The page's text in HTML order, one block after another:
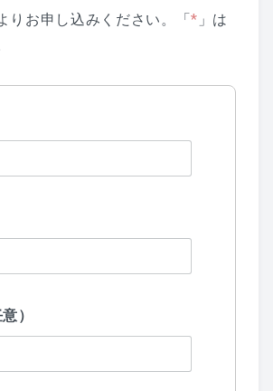
りお申し込みください。「* 」は
）